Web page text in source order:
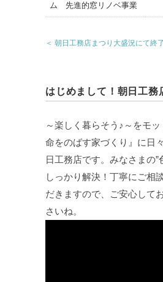
＜ 朝日工務店まつり大盛況にて終
はじめまして！朝日工務
～楽しく暮らそう♪～をモ
命をのばす家づくり』に日
日工務店です。みなさまの”
しっかり解決！丁寧にご相
だきますので、ご安心して
さいね。